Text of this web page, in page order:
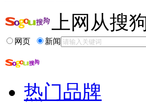
上网从搜
网页 新闻
热门品牌